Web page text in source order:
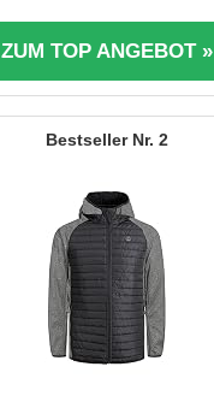
ZUM TOP ANGEBOT »
2